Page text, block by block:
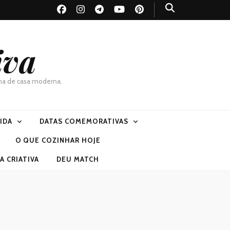
de casa moderna.
DATAS COMEMORATIVAS
O QUE COZINHAR HOJE
CRIATIVA DEU MATCH